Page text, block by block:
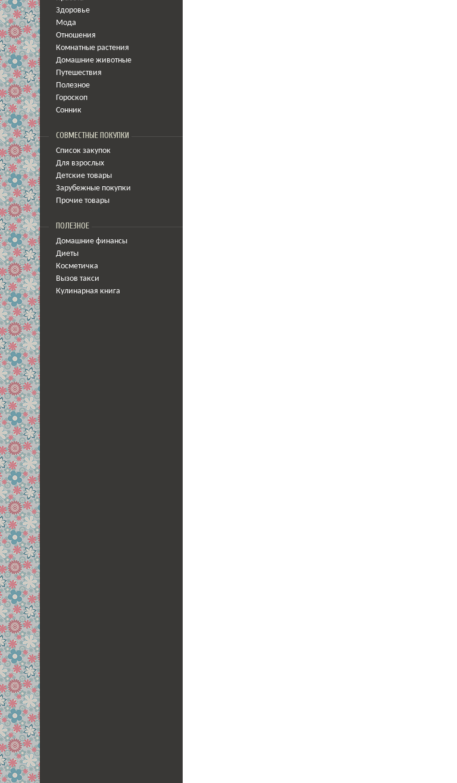
Здоровье
Мода
Отношения
Комнатные растения
Домашние животные
Путешествия
Полезное
Гороскоп
Сонник
СОВМЕСТНЫЕ ПОКУПКИ
Список закупок
Для взрослых
Детские товары
Зарубежные покупки
Прочие товары
ПОЛЕЗНОЕ
Домашние финансы
Диеты
Косметичка
Вызов такси
Кулинарная книга